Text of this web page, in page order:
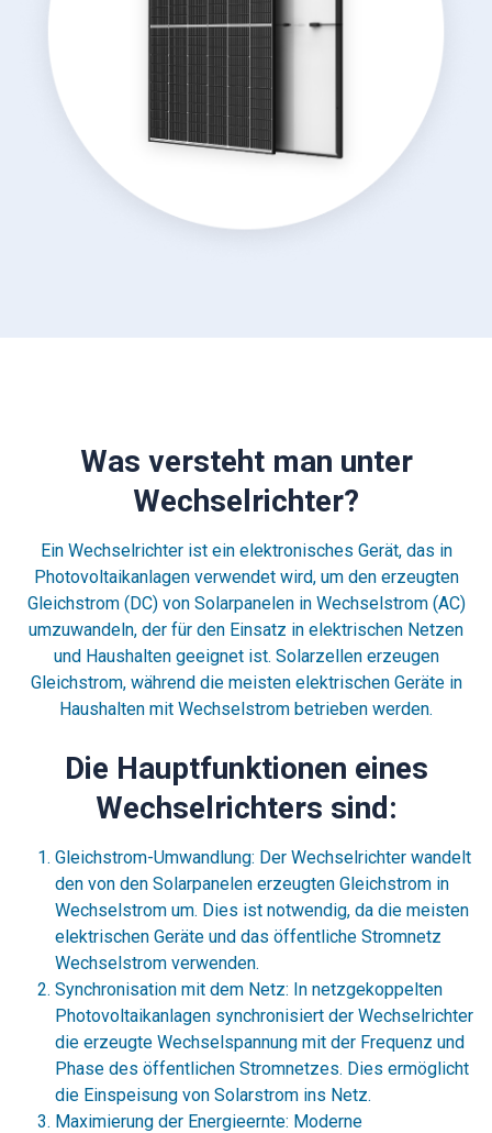
Was versteht man unter
Wechselrichter?
Ein Wechselrichter ist ein elektronisches Gerät, das in
Photovoltaikanlagen verwendet wird, um den erzeugten
Gleichstrom (DC) von Solarpanelen in Wechselstrom (AC)
umzuwandeln, der für den Einsatz in elektrischen Netzen
und Haushalten geeignet ist. Solarzellen erzeugen
Gleichstrom, während die meisten elektrischen Geräte in
Haushalten mit Wechselstrom betrieben werden.
Die Hauptfunktionen eines
Wechselrichters sind:
Gleichstrom-Umwandlung: Der Wechselrichter wandelt
den von den Solarpanelen erzeugten Gleichstrom in
Wechselstrom um. Dies ist notwendig, da die meisten
elektrischen Geräte und das öffentliche Stromnetz
Wechselstrom verwenden.
Synchronisation mit dem Netz: In netzgekoppelten
Photovoltaikanlagen synchronisiert der Wechselrichter
die erzeugte Wechselspannung mit der Frequenz und
Phase des öffentlichen Stromnetzes. Dies ermöglicht
die Einspeisung von Solarstrom ins Netz.
Maximierung der Energieernte: Moderne